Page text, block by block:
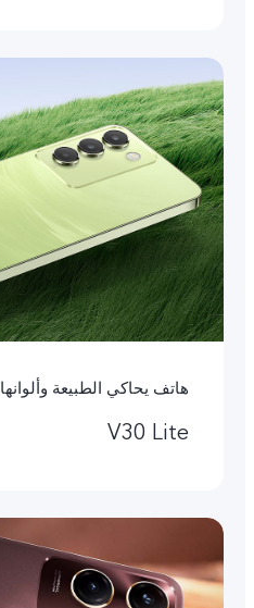
هاتف يحاكي الطبيعة وألوانها
V30 Lite